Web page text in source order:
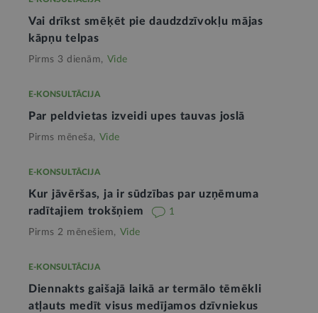
Vai drīkst smēķēt pie daudzdzīvokļu mājas
kāpņu telpas
Pirms 3 dienām, Vide
E-KONSULTĀCIJA
Par peldvietas izveidi upes tauvas joslā
Pirms mēneša, Vide
E-KONSULTĀCIJA
Kur jāvēršas, ja ir sūdzības par uzņēmuma
radītajiem trokšņiem
1
Pirms 2 mēnešiem, Vide
E-KONSULTĀCIJA
Diennakts gaišajā laikā ar termālo tēmēkli
atļauts medīt visus medījamos dzīvniekus